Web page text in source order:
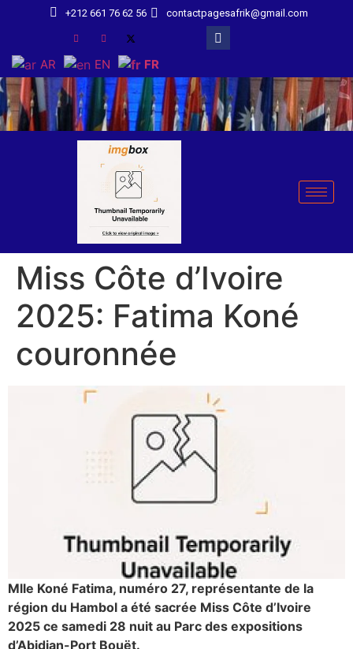
+212 661 76 62 56 contactpagesafrik@gmail.com
AR EN FR
Miss Côte d’Ivoire
2025: Fatima Koné
couronnée
Mlle Koné Fatima, numéro 27, représentante de la
région du Hambol a été sacrée Miss Côte d’Ivoire
2025 ce samedi 28 nuit au Parc des expositions
d’Abidjan-Port Bouët.